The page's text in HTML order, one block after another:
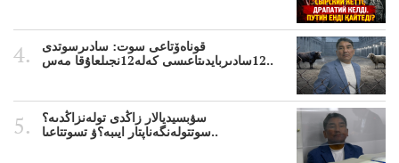
قوناەۆتاعى سوت: سادىرسوتدى
12سادىربايدىتاعىسى كەلە12نجىلعاۇقا مەس..
سۋبسيديالار زاڭدى تولەنزاڭدىە؟
سوتتولەنگەناپتار ايىبە؟ۋ تسوتتاعىا..